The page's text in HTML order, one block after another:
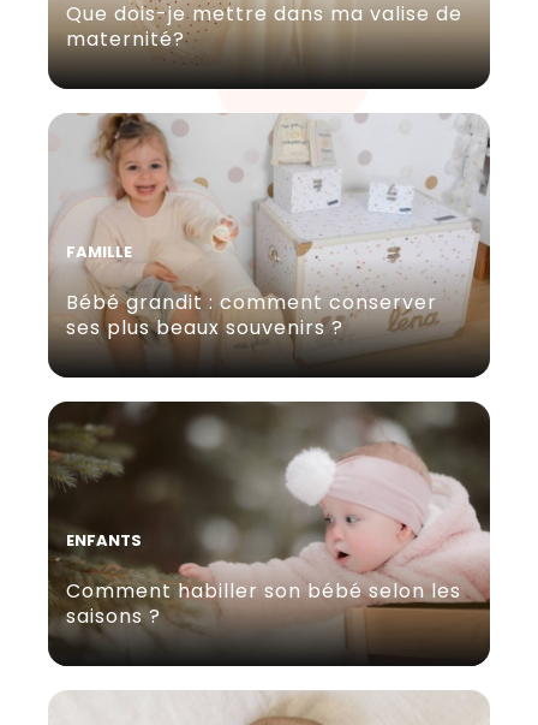
Que dois-je mettre dans ma valise de
maternité?
FAMILLE
Bébé grandit : comment conserver
ses plus beaux souvenirs ?
ENFANTS
Comment habiller son bébé selon les
saisons ?